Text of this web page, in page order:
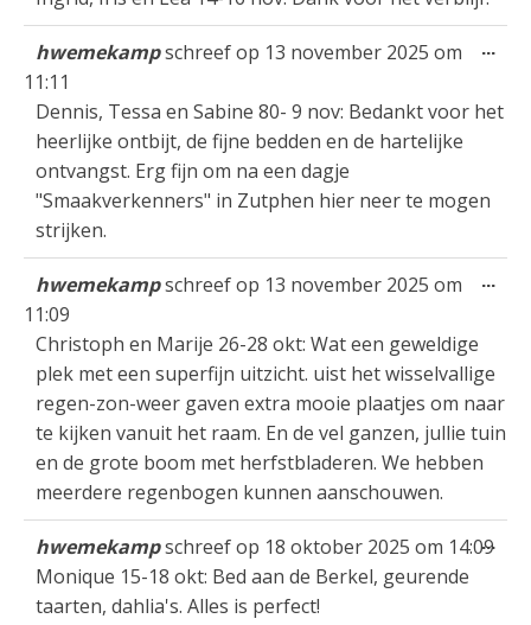
hwemekampschreef op 13 november 2025 om
11:11
Dennis, Tessa en Sabine 80- 9 nov: Bedankt voor het
heerlijke ontbijt, de fijne bedden en de hartelijke
ontvangst. Erg fijn om na een dagje
"Smaakverkenners" in Zutphen hier neer te mogen
strijken.
...
hwemekampschreef op 13 november 2025 om
11:09
Christoph en Marije 26-28 okt: Wat een geweldige
plek met een superfijn uitzicht. uist het wisselvallige
regen-zon-weer gaven extra mooie plaatjes om naar
te kijken vanuit het raam. En de vel ganzen, jullie tuin
en de grote boom met herfstbladeren. We hebben
meerdere regenbogen kunnen aanschouwen.
...
hwemekampschreef op 18 oktober 2025 om 14:09
Monique 15-18 okt: Bed aan de Berkel, geurende
taarten, dahlia's. Alles is perfect!
...